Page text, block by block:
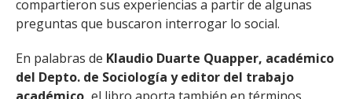
compartieron sus experiencias a partir de algunas
pre­guntas que buscaron interrogar lo social.
En palabras de Klaudio Duarte Quapper, académico
del Depto. de Sociología y editor del trabajo